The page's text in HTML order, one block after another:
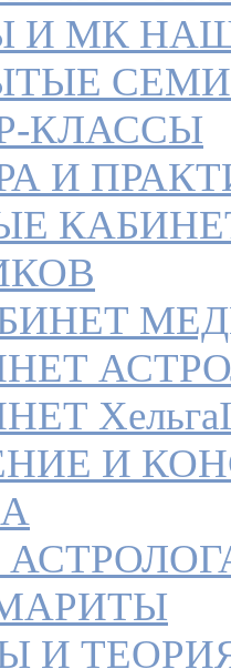
КЛАССЫ
И
ХельгаI
И
МАРИТЫ
И